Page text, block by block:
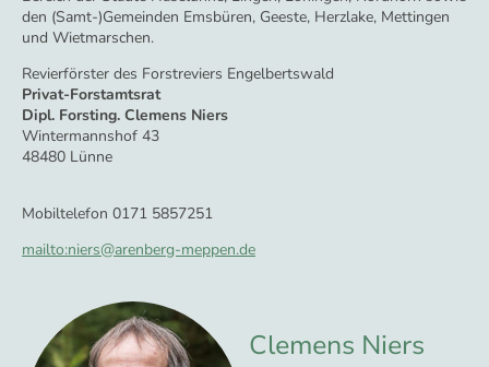
den (Samt-)Gemeinden Emsbüren, Geeste, Herzlake, Mettingen
und Wietmarschen.
Revierförster des Forstreviers Engelbertswald
Privat-Forstamtsrat
Dipl. Forsting. Clemens Niers
Wintermannshof 43
48480 Lünne
Mobiltelefon 0171 5857251
mailto:niers@arenberg-meppen.de
Clemens Niers